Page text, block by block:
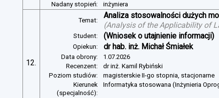
Nadany stopień:
inżyniera
12.
Temat:
Analiza stosowalności dużych
(Analysis of the Applicability of
Student: (Wniosek o utajnienie informacji)
Opiekun: dr hab. inż. Michał Śmiałek
Data obrony:
1.07.2026
Recenzent:
dr inż. Kamil Rybiński
Poziom studiów:
magisterskie II-go stopnia, stacjonarne
Kierunek
(specjalność):
Informatyka stosowana (Inżynieria